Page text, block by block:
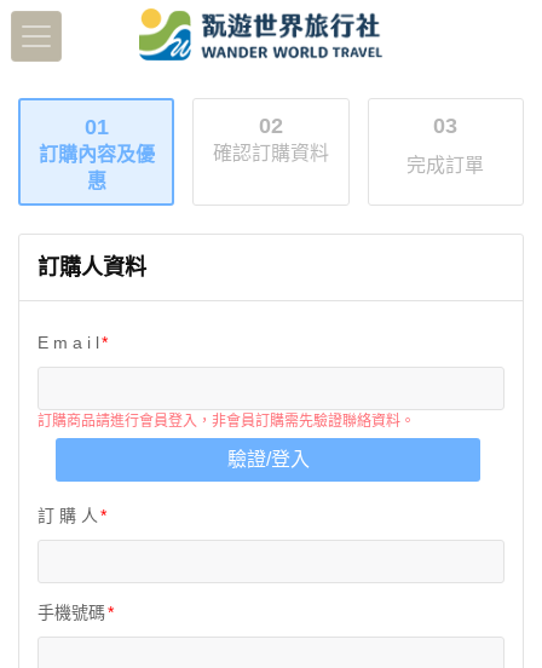
01
訂購內容及優
惠
02
確認訂購資料
03
完成訂單
訂購人資料
E m a i l
訂購商品請進行會員登入，非會員訂購需先驗證聯絡資料。
驗證/登入
訂 購 人
手機號碼